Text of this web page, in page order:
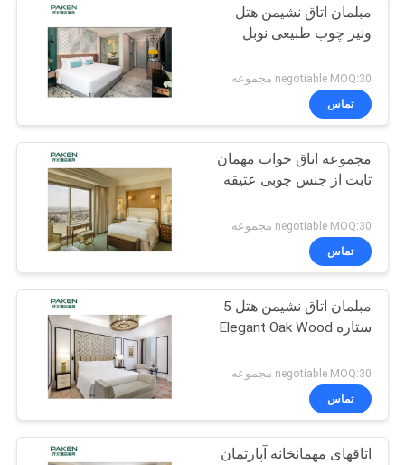
مبلمان هتل آنتیک
17
مبلمان آپارتمان مدرن
16
مبلمان اتاق نشیمن هتل
ونیر چوب طبیعی نوبل
negotiable MOQ:30 مجموعه
تماس
مجموعه اتاق خواب مهمان
ثابت از جنس چوبی عتیقه
negotiable MOQ:30 مجموعه
تماس
مبلمان اتاق نشیمن هتل 5
ستاره Elegant Oak Wood
negotiable MOQ:30 مجموعه
تماس
اتاقهای مهمانخانه آپارتمان